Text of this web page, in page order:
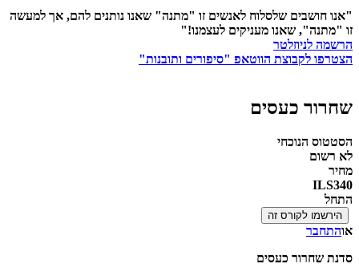
"אנו חושבים שלסלוח לאנשים זו "מתנה" שאנו נותנים להם, אך למעשה
זו "מתנה", שאנו מעניקים לעצמנו!"
הרשמה לניוזלטר
הצטרפו לקבוצת הווטאפ "סיפורים ותובנות"
שחרור כעסים
הסטטוס הנוכחי
לא רשום
מחיר
ILS340
התחל
אוהתחבר
סדנת שחרור כעסים